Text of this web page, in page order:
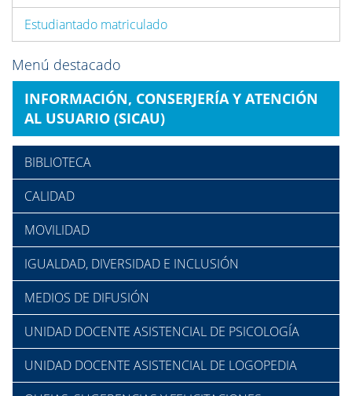
Estudiantado matriculado
Menú destacado
INFORMACIÓN, CONSERJERÍA Y ATENCIÓN
AL USUARIO (SICAU)
BIBLIOTECA
CALIDAD
MOVILIDAD
IGUALDAD, DIVERSIDAD E INCLUSIÓN
MEDIOS DE DIFUSIÓN
UNIDAD DOCENTE ASISTENCIAL DE PSICOLOGÍA
UNIDAD DOCENTE ASISTENCIAL DE LOGOPEDIA